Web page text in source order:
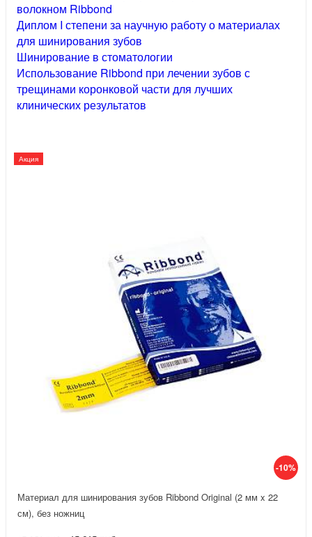
волокном Ribbond
Диплом I степени за научную работу о материалах
для шинирования зубов
Шинирование в стоматологии
Использование Ribbond при лечении зубов с
трещинами коронковой части для лучших
клинических результатов
-10%
Акция
Материал для шинирования зубов Ribbond Original (2 мм x 22
см), без ножниц